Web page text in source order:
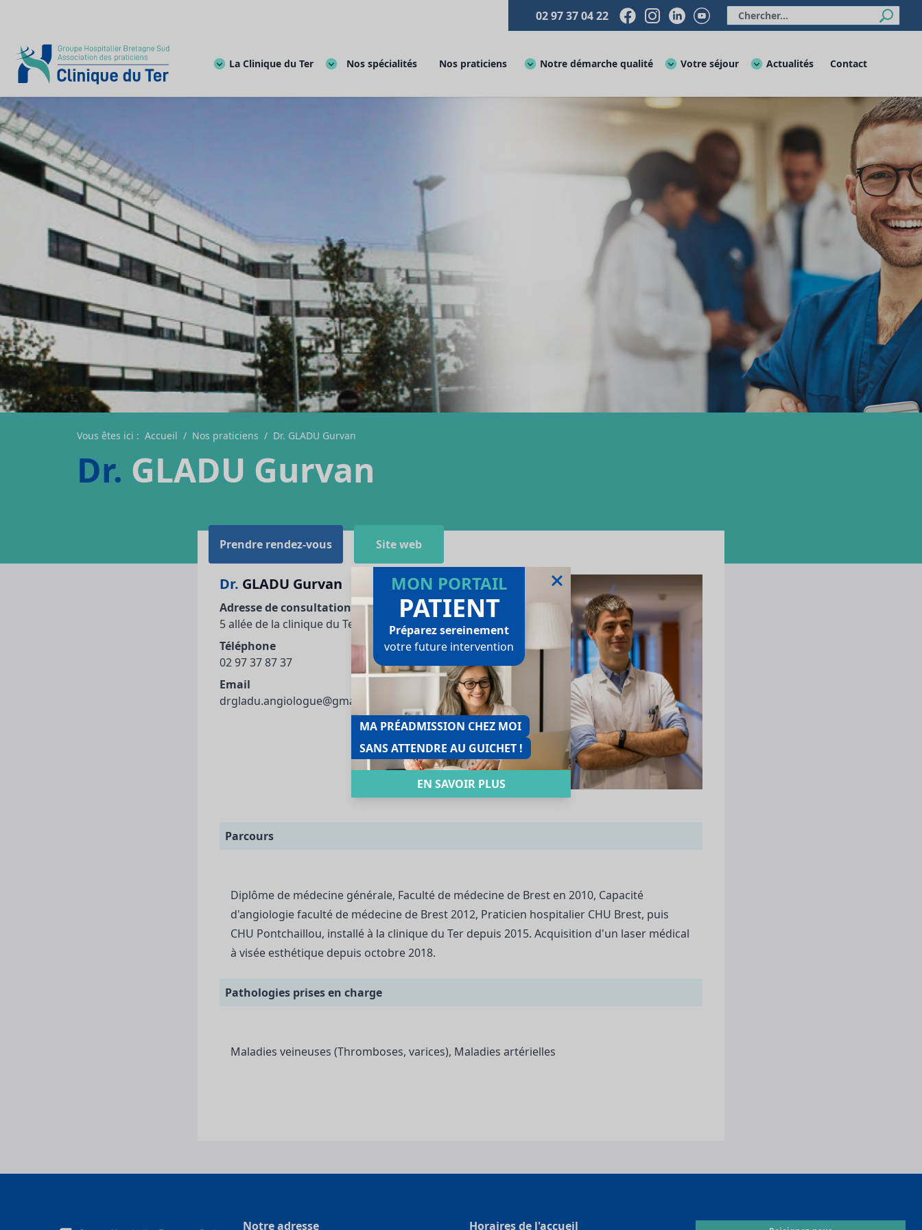
MON PORTAIL
PATIENT
Préparez sereinement
votre future intervention
MA PRÉADMISSION CHEZ MOI
SANS ATTENDRE AU GUICHET !
EN SAVOIR PLUS
02 97 37 04 22
La Clinique du Ter Nos spécialités Nos praticiens Notre démarche qualité Votre séjour Actualités Contact
Vous êtes ici : Accueil / Nos praticiens / Dr. GLADU Gurvan
Dr. GLADU Gurvan
Prendre rendez-vous Site web
Dr. GLADU Gurvan
Adresse de consultation
5 allée de la clinique du Ter 56270 Ploemeur
Téléphone
02 97 37 87 37
Email
drgladu.angiologue@gmail.com
Parcours
Diplôme de médecine générale, Faculté de médecine de Brest en 2010, Capacité
d'angiologie faculté de médecine de Brest 2012, Praticien hospitalier CHU Brest, puis
CHU Pontchaillou, installé à la clinique du Ter depuis 2015. Acquisition d'un laser médical
Pathologies prises en charge
Maladies veineuses (Thromboses, varices), Maladies artérielles
Notre adresse Horaires de l'accueil